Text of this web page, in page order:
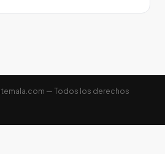
— Todos los derechos